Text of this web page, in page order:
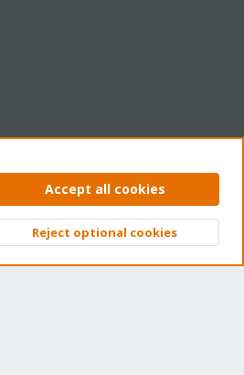
Privacy policy Help Home
Top
Accept all cookies
Reject optional cookies